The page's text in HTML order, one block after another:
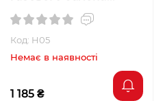
(редуктор GOK 30
мбар, шланг 200 см та
штуцер)
Код: H05
Немає в наявності
1 185 ₴